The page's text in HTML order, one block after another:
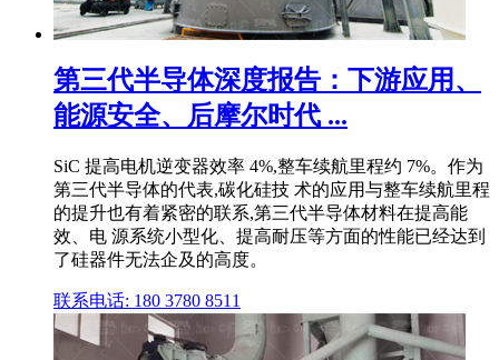
第三代半导体深度报告：下游应用、
能源安全、后摩尔时代 ...
SiC 提高电机逆变器效率 4%,整车续航里程约 7%。作为
第三代半导体的代表,碳化硅技 术的应用与整车续航里程
的提升也有着紧密的联系,第三代半导体材料在提高能
效、电 源系统小型化、提高耐压等方面的性能已经达到
了硅器件无法企及的高度。
联系电话: 180 3780 8511